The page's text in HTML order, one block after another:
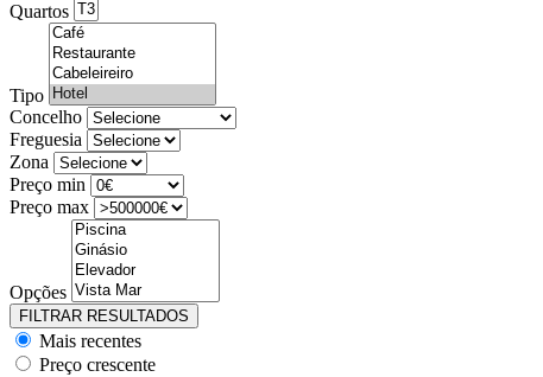
Quartos
Tipo
Concelho
Freguesia
Zona
Preço min
Preço max
Opções
Mais recentes
Preço crescente